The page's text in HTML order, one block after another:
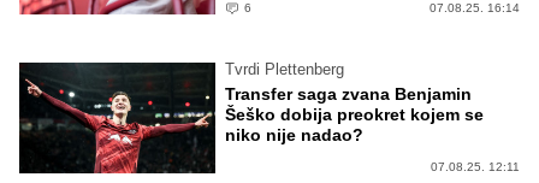
6 07.08.25. 16:14
Tvrdi Plettenberg
Transfer saga zvana Benjamin
Šeško dobija preokret kojem se
niko nije nadao?
07.08.25. 12:11